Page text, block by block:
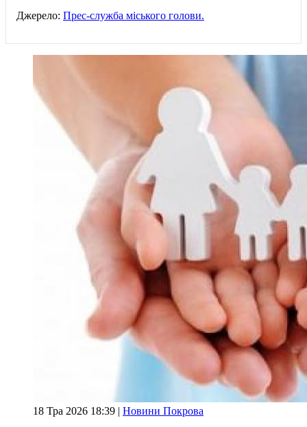
Джерело: Прес-служба міського голови.
18 Тра 2026 18:39 | Новини Покрова